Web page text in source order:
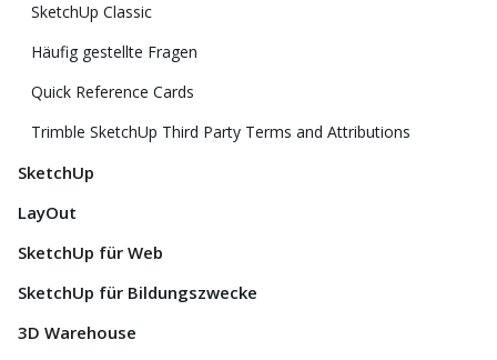
SketchUp Classic
Häufig gestellte Fragen
Quick Reference Cards
Trimble SketchUp Third Party Terms and Attributions
SketchUp
LayOut
SketchUp für Web
SketchUp für Bildungszwecke
3D Warehouse